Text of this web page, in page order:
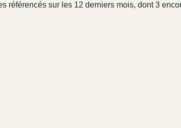
référencés sur les 12 derniers mois, dont 3